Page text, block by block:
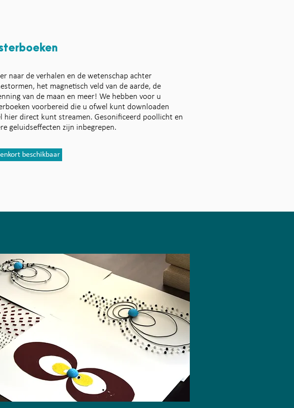
naar de verhalen en de wetenschap achter
het magnetisch veld van de aarde, de
van de maan en meer! We hebben voor u
voorbereid die u ofwel kunt downloaden
hier direct kunt streamen. Gesonificeerd poollicht en
geluidseffecten zijn inbegrepen.
beschikbaar